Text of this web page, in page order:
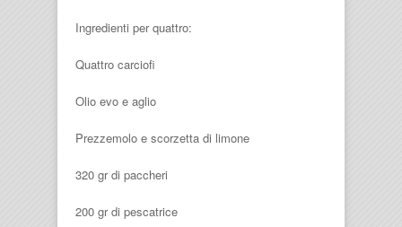
Ingredienti per quattro:
Quattro carciofi
Olio evo e aglio
Prezzemolo e scorzetta di limone
320 gr di paccheri
200 gr di pescatrice